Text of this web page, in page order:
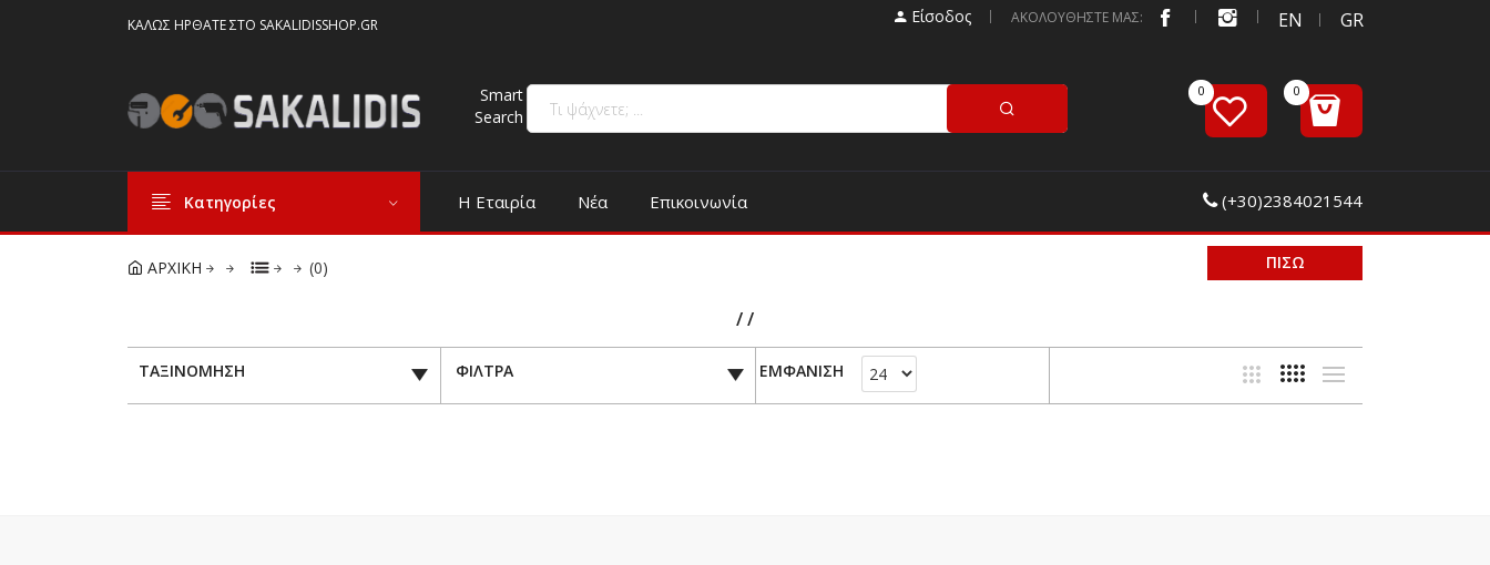
ΚΑΛΏΣ ΉΡΘΑΤΕ ΣΤΟ SAKALIDISSHOP.GR Είσοδος ΑΚΟΛΟΥΘΗΣΤΕ ΜΑΣ: EN GR
Smart
Search
Κατηγορίες Η Εταιρία Νέα Επικοινωνία (+30)2384021544
ΑΡΧΙΚΗ (0) ΠΙΣΩ
/ /
ΤΑΞΙΝΟΜΗΣΗ ΦΙΛΤΡΑ ΕΜΦΑΝΙΣΗ